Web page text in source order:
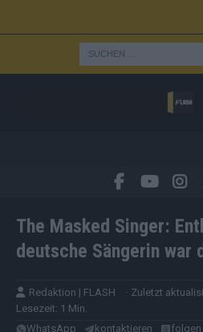
The Masked Singer:
deutsche Sängerin war
Redaktion | FLASH · Zuletzt
Lesezeit: 1 Min.
WhatsApp
kontaktieren folgen